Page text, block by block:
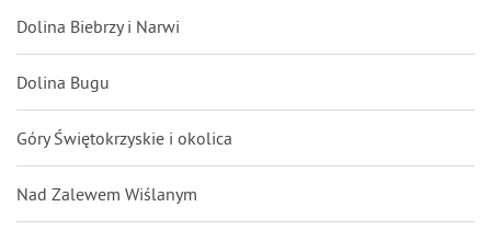
Dolina Biebrzy i Narwi
Dolina Bugu
Góry Świętokrzyskie i okolica
Nad Zalewem Wiślanym